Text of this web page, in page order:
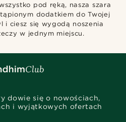
pod ręką, nasza szara
dodatkiem do Twojej
i ciesz się wygodą noszenia
w jednym miejscu.
dowie się o nowościach,
i wyjątkowych ofertach